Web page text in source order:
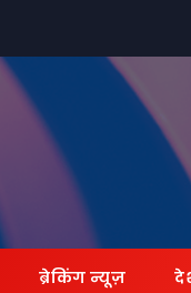
ब्रेकिंग न्यूज़